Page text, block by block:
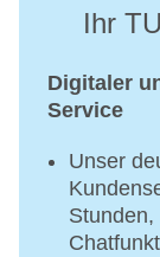
Ihr
Digitaler
Service
Unser